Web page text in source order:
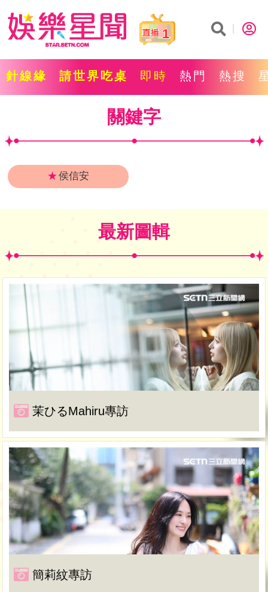
1
針線緣 請世界吃桌 即時 熱門 熱搜
關鍵字
★侯信安
最新圖輯
茉ひるMahiru專訪
簡莉紋專訪